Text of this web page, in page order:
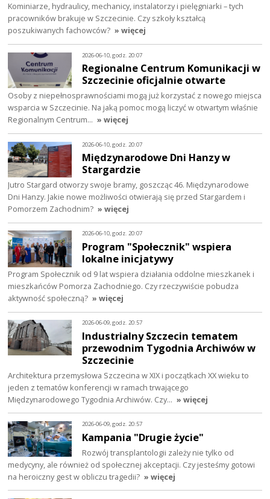
Kominiarze, hydraulicy, mechanicy, instalatorzy i pielęgniarki – tych
pracowników brakuje w Szczecinie. Czy szkoły kształcą
poszukiwanych fachowców? » więcej
2026-06-10, godz. 20:07
Regionalne Centrum Komunikacji w
Szczecinie oficjalnie otwarte
Osoby z niepełnosprawnościami mogą już korzystać z nowego miejsca
wsparcia w Szczecinie. Na jaką pomoc mogą liczyć w otwartym właśnie
Regionalnym Centrum… » więcej
2026-06-10, godz. 20:07
Międzynarodowe Dni Hanzy w
Stargardzie
Jutro Stargard otworzy swoje bramy, goszcząc 46. Międzynarodowe
Dni Hanzy. Jakie nowe możliwości otwierają się przed Stargardem i
Pomorzem Zachodnim? » więcej
2026-06-10, godz. 20:07
Program "Społecznik" wspiera
lokalne inicjatywy
Program Społecznik od 9 lat wspiera działania oddolne mieszkanek i
mieszkańców Pomorza Zachodniego. Czy rzeczywiście pobudza
aktywność społeczną? » więcej
2026-06-09, godz. 20:57
Industrialny Szczecin tematem
przewodnim Tygodnia Archiwów w
Szczecinie
Architektura przemysłowa Szczecina w XIX i początkach XX wieku to
jeden z tematów konferencji w ramach trwającego
Międzynarodowego Tygodnia Archiwów. Czy… » więcej
2026-06-09, godz. 20:57
Kampania "Drugie życie"
Rozwój transplantologii zależy nie tylko od
medycyny, ale również od społecznej akceptacji. Czy jesteśmy gotowi
na heroiczny gest w obliczu tragedii? » więcej